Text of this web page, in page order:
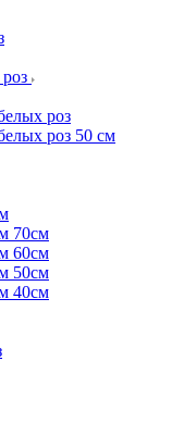
роз
роз 50 см
70см
60см
50см
40см